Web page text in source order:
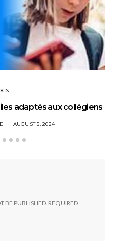
adaptés aux collégiens
AUGUST 5, 2024
BE PUBLISHED. REQUIRED